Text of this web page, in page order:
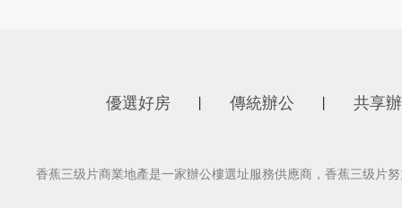
優選好房 傳統辦公 共享
香蕉三级片商業地產是一家辦公樓選址服務供應商，香蕉三级片努